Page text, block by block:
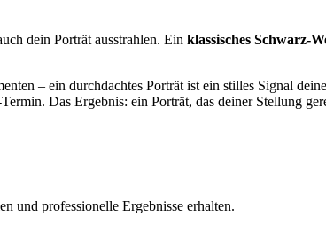
dein Porträt ausstrahlen. Ein klassisches Schwarz-
– ein durchdachtes Porträt ist ein stilles Signal
Das Ergebnis: ein Porträt, das deiner Stellung
und professionelle Ergebnisse erhalten.